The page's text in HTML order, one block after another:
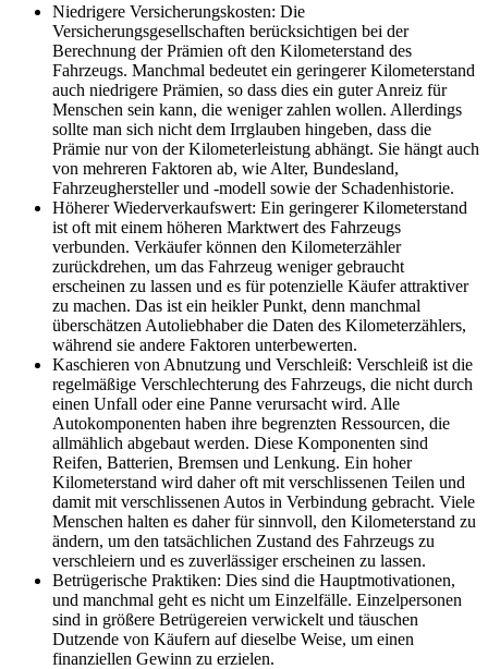
Niedrigere Versicherungskosten: Die
Versicherungsgesellschaften berücksichtigen bei der
Berechnung der Prämien oft den Kilometerstand des
Fahrzeugs. Manchmal bedeutet ein geringerer Kilometerstand
auch niedrigere Prämien, so dass dies ein guter Anreiz für
Menschen sein kann, die weniger zahlen wollen. Allerdings
sollte man sich nicht dem Irrglauben hingeben, dass die
Prämie nur von der Kilometerleistung abhängt. Sie hängt auch
von mehreren Faktoren ab, wie Alter, Bundesland,
Fahrzeughersteller und -modell sowie der Schadenhistorie.
Höherer Wiederverkaufswert: Ein geringerer Kilometerstand
ist oft mit einem höheren Marktwert des Fahrzeugs
verbunden. Verkäufer können den Kilometerzähler
zurückdrehen, um das Fahrzeug weniger gebraucht
erscheinen zu lassen und es für potenzielle Käufer attraktiver
zu machen. Das ist ein heikler Punkt, denn manchmal
überschätzen Autoliebhaber die Daten des Kilometerzählers,
während sie andere Faktoren unterbewerten.
Kaschieren von Abnutzung und Verschleiß: Verschleiß ist die
regelmäßige Verschlechterung des Fahrzeugs, die nicht durch
einen Unfall oder eine Panne verursacht wird. Alle
Autokomponenten haben ihre begrenzten Ressourcen, die
allmählich abgebaut werden. Diese Komponenten sind
Reifen, Batterien, Bremsen und Lenkung. Ein hoher
Kilometerstand wird daher oft mit verschlissenen Teilen und
damit mit verschlissenen Autos in Verbindung gebracht. Viele
Menschen halten es daher für sinnvoll, den Kilometerstand zu
ändern, um den tatsächlichen Zustand des Fahrzeugs zu
verschleiern und es zuverlässiger erscheinen zu lassen.
Betrügerische Praktiken: Dies sind die Hauptmotivationen,
und manchmal geht es nicht um Einzelfälle. Einzelpersonen
sind in größere Betrügereien verwickelt und täuschen
Dutzende von Käufern auf dieselbe Weise, um einen
finanziellen Gewinn zu erzielen.